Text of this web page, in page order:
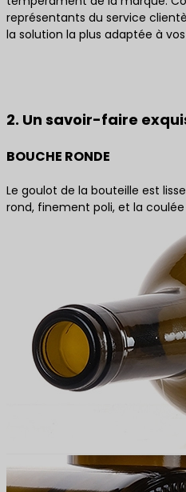
représentants du service
la solution la plus adaptée à
2. Un savoir-faire
BOUCHE RONDE
Le goulot de la bouteille est
rond, finement poli, et la